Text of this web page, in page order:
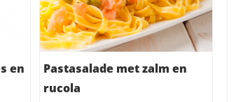
en
Pastasalade met zalm en
rucola